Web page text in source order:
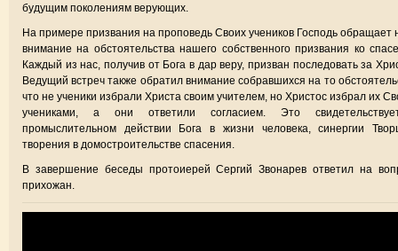
будущим поколениям верующих.
На примере призвания на проповедь Своих учеников Господь обращает
внимание на обстоятельства нашего собственного призвания ко
Каждый из нас, получив от Бога в дар веру, призван последовать за
Ведущий встреч также обратил внимание собравшихся на то
что не ученики избрали Христа своим учителем, но Христос избрал их
учениками, а они ответили согласием. Это
промыслительном действии Бога в жизни человека, синергии
творения в домостроительстве спасения.
В завершение беседы протоиерей Сергий Звонарев ответил на
прихожан.